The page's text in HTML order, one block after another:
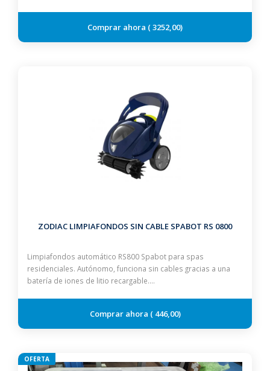
3252,00
ZODIAC LIMPIAFONDOS SIN CABLE SPABOT RS 0800
Limpiafondos automático RS800 Spabot para spas
residenciales. Autónomo, funciona sin cables gracias a una
batería de iones de litio recargable.…
446,00
OFERTA